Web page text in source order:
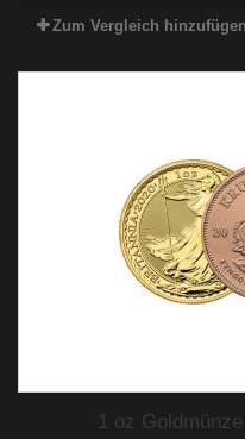
Zum Vergleich hinzufügen
1 oz